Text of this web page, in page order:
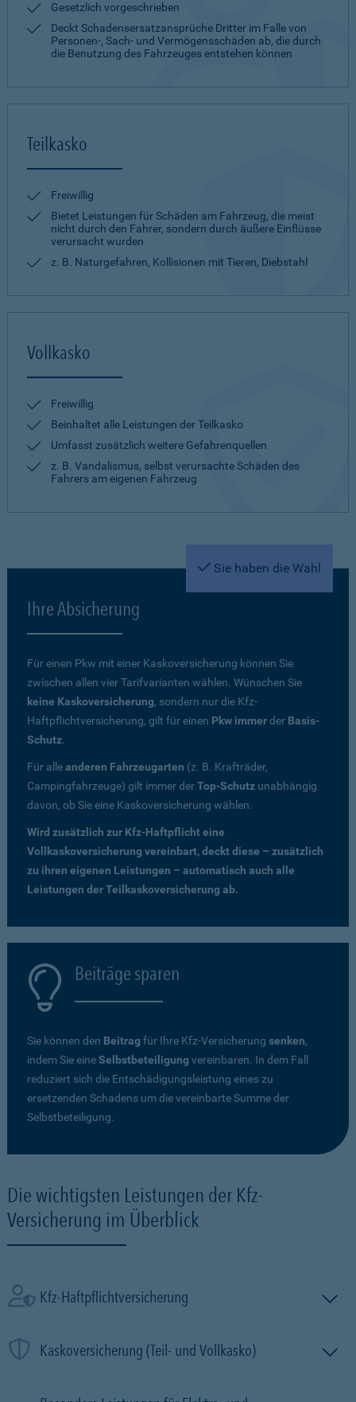
Gesetzlich vorgeschrieben
Deckt Schadensersatzansprüche Dritter im Falle von
Personen-, Sach- und Vermögensschäden ab, die durch
die Benutzung des Fahrzeuges entstehen können
Teilkasko
Freiwillig
Bietet Leistungen für Schäden am Fahrzeug, die meist
nicht durch den Fahrer, sondern durch äußere Einflüsse
verursacht wurden
z. B. Naturgefahren, Kollisionen mit Tieren, Diebstahl
Vollkasko
Freiwillig
Beinhaltet alle Leistungen der Teilkasko
Umfasst zusätzlich weitere Gefahrenquellen
z. B. Vandalismus, selbst verursachte Schäden des
Fahrers am eigenen Fahrzeug
Sie haben die Wahl
Ihre Absicherung
Für einen Pkw mit einer Kaskoversicherung können Sie
zwischen allen vier Tarifvarianten wählen. Wünschen Sie
keine Kaskoversicherung, sondern nur die Kfz-
Haftpflichtversicherung, gilt für einen Pkw immerder Basis-
Schutz.
Für alleanderen Fahrzeugarten (z. B. Krafträder,
Campingfahrzeuge) gilt immer derTop-Schutz unabhängig
davon, ob Sie eine Kaskoversicherung wählen.
Wird zusätzlich zur Kfz-Haftpflicht eine
Vollkaskoversicherung vereinbart, deckt diese – zusätzlich
zu ihren eigenen Leistungen – automatisch auch alle
Leistungen der Teilkaskoversicherung ab.
Beiträge sparen
Sie können den Beitrag für Ihre Kfz-Versicherung senken,
indem Sie eineSelbstbeteiligung vereinbaren. In dem Fall
reduziert sich die Entschädigungsleistung eines zu
ersetzenden Schadens um die vereinbarte Summe der
Selbstbeteiligung.
Die wichtigsten Leistungen der Kfz-
Versicherung im Überblick
Kfz-Haftpflichtversicherung
Kaskoversicherung (Teil- und Vollkasko)